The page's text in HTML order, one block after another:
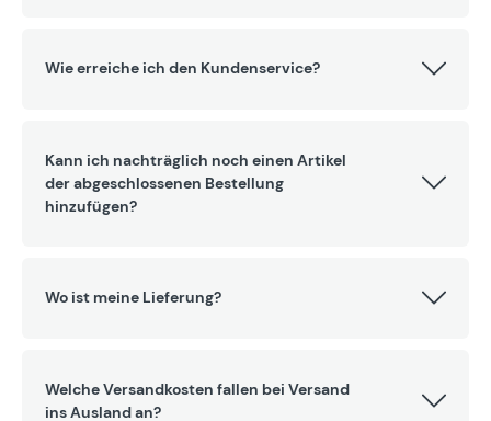
Wie erreiche ich den Kundenservice?
Kann ich nachträglich noch einen Artikel
der abgeschlossenen Bestellung
hinzufügen?
Wo ist meine Lieferung?
Welche Versandkosten fallen bei Versand
ins Ausland an?